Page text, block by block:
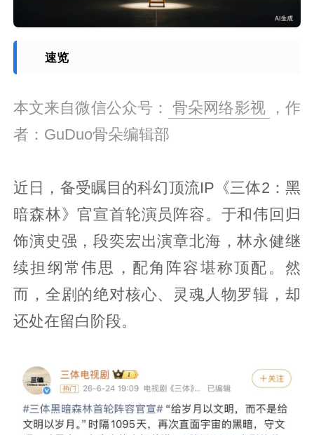
速览
本文来自微信公众号： 骨朵网络影视
，作
者：GuDuo骨朵编辑部
近日，备受瞩目的科幻顶流IP《三体2：黑
暗森林》官宣首轮演员阵容。于和伟回归
饰演史强，段奕宏出演章北海，林永健继
续担纲常伟思，配角阵容堪称顶配。然
而，全剧的绝对核心、灵魂人物罗辑，却
还处在留白阶段。